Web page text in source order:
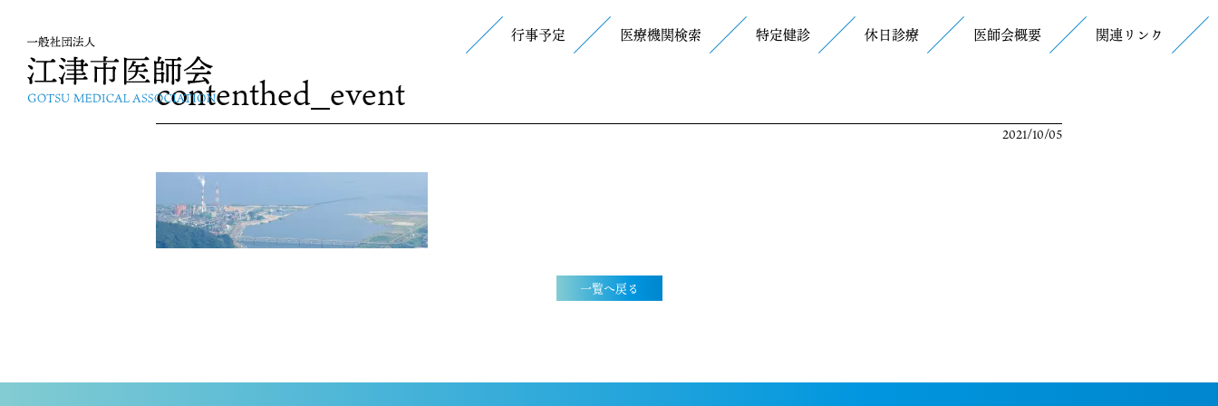
行事予定 医療機関検索 特定健診 休日診療 医師会概要 関連リンク
contenthed_event
2021/10/05
一覧へ戻る